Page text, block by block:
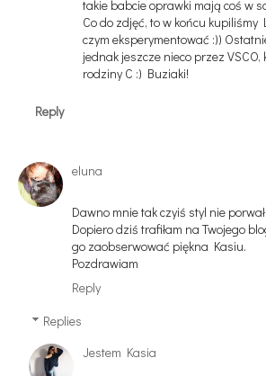
takie babcie oprawki mają coś w
Co do zdjęć, to w końcu kupiliśmy
czym eksperymentować :))
jednak jeszcze nieco przez VSCO,
rodziny C :) Buziaki!
Reply
eluna
Dawno mnie tak czyiś styl nie
Dopiero dziś trafiłam na Twojego
go zaobserwować piękna Kasiu.
Pozdrawiam
Reply
Replies
Jestem Kasia